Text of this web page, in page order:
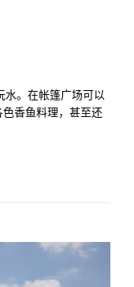
。在帐篷广场可以
香鱼料理，甚至还